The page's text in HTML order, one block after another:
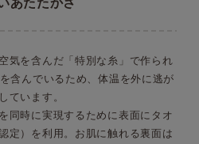
気を含んだ「特別な糸」で作られ
含んでいるため、体温を外に逃が
ています。
同時に実現するために表面にタオ
定）を利用。お肌に触れる裏面は